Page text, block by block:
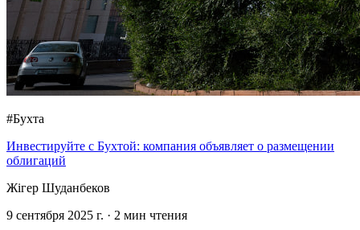
#Бухта
Инвестируйте с Бухтой: компания объявляет о размещении
облигаций
Жігер Шуданбеков
9 сентября 2025 г. · 2 мин чтения